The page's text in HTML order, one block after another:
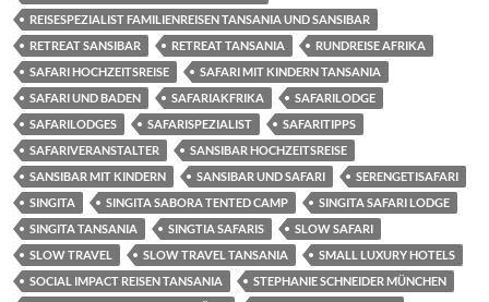
REISESPEZIALIST FAMILIENREISEN TANSANIA UND SANSIBAR
RETREAT SANSIBAR
RETREAT TANSANIA
RUNDREISE AFRIKA
SAFARI HOCHZEITSREISE
SAFARI MIT KINDERN TANSANIA
SAFARI UND BADEN
SAFARIAKFRIKA
SAFARILODGE
SAFARILODGES
SAFARISPEZIALIST
SAFARITIPPS
SAFARIVERANSTALTER
SANSIBAR HOCHZEITSREISE
SANSIBAR MIT KINDERN
SANSIBAR UND SAFARI
SERENGETISAFARI
SINGITA
SINGITA SABORA TENTED CAMP
SINGITA SAFARI LODGE
SINGITA TANSANIA
SINGTIA SAFARIS
SLOW SAFARI
SLOW TRAVEL
SLOW TRAVEL TANSANIA
SMALL LUXURY HOTELS
SOCIAL IMPACT REISEN TANSANIA
STEPHANIE SCHNEIDER MÜNCHEN